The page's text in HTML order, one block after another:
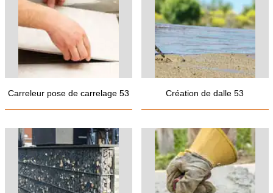
Carreleur pose de carrelage 53 Création de dalle 53